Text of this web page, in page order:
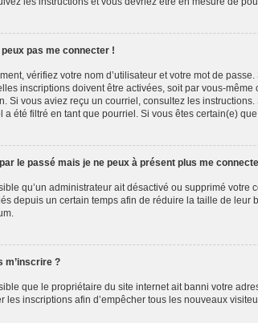
pas me connecter !
vérifiez votre nom d’utilisateur et votre mot de
inscriptions doivent être activées, soit par vous-
Si vous aviez reçu un courriel, consultez les
a été filtré en tant que pourriel. Si vous êtes certain(e)
le passé mais je ne peux à présent plus me
qu’un administrateur ait désactivé ou supprimé
depuis un certain temps afin de réduire la taille de leur
m’inscrire ?
que le propriétaire du site internet ait banni votre
les inscriptions afin d’empêcher tous les nouveaux